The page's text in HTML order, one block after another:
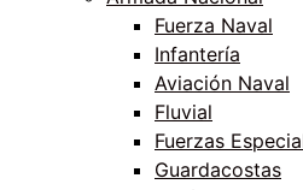
Fuerza Naval
Infantería
Aviación Naval
Fluvial
Fuerzas
Guardacostas